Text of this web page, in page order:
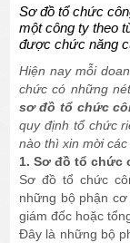
Sơ đồ tổ chức
một công ty theo
được chức năng
Hiện nay mỗi
chức có những
sơ đồ tổ chức
quy định tổ chức
nào thì xin mời
1. Sơ đồ tổ chức
Sơ đồ tổ chức
những bộ phận
giám đốc hoặc
Đây là những bộ